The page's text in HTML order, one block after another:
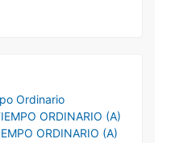
Ordinario
ORDINARIO (A)
ORDINARIO (A)